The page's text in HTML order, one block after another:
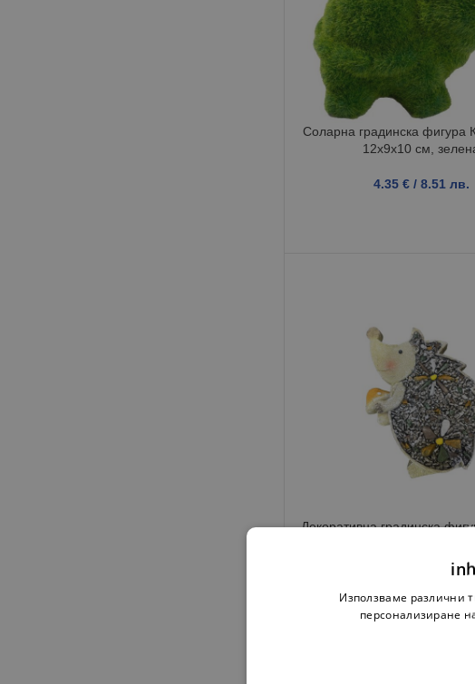
Соларна градинска фигура
12x9x10 см,
4.35 € / 8.51 лв.
Декоративна градинска
/ 12.52 лв.
Използваме различни
персонализиране